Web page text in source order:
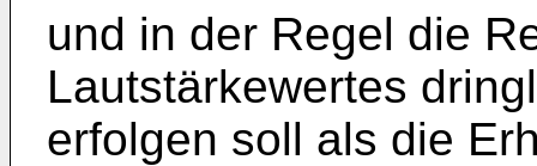
und in der Regel die
Lautstärkewertes
erfolgen soll als die